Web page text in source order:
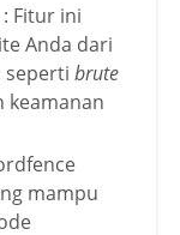
: Fitur ini
Anda dari
seperti brute
keamanan
mampu